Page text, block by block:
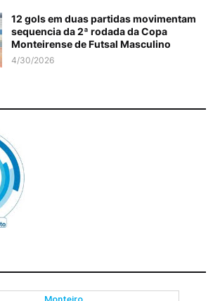
12 gols em duas partidas movimentam
sequencia da 2ª rodada da Copa
Monteirense de Futsal Masculino
4/30/2026